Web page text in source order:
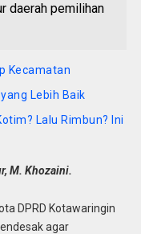
daerah pemilihan
Kecamatan
Lebih Baik
Lalu Rimbun? Ini
M. Khozaini.
DPRD Kotawaringin
agar